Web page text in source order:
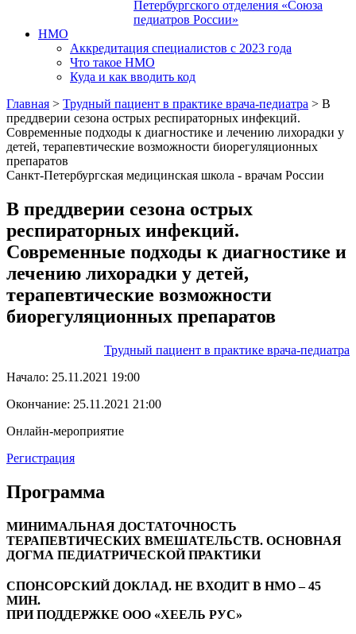
Петербургского отделения «Союза
педиатров России»
НМО
Аккредитация специалистов с 2023 года
Что такое НМО
Куда и как вводить код
Главная > Трудный пациент в практике врача-педиатра > В
преддверии сезона острых респираторных инфекций.
Современные подходы к диагностике и лечению лихорадки у
детей, терапевтические возможности биорегуляционных
препаратов
Санкт-Петербургская медицинская школа - врачам России
В преддверии сезона острых
респираторных инфекций.
Современные подходы к диагностике и
лечению лихорадки у детей,
терапевтические возможности
биорегуляционных препаратов
Трудный пациент в практике врача-педиатра
Начало: 25.11.2021 19:00
Окончание: 25.11.2021 21:00
Онлайн-мероприятие
Регистрация
Программа
МИНИМАЛЬНАЯ ДОСТАТОЧНОСТЬ
ТЕРАПЕВТИЧЕСКИХ ВМЕШАТЕЛЬСТВ. ОСНОВНАЯ
ДОГМА ПЕДИАТРИЧЕСКОЙ ПРАКТИКИ
СПОНСОРСКИЙ ДОКЛАД. НЕ ВХОДИТ В НМО – 45
МИН.
ПРИ ПОДДЕРЖКЕ ООО «ХЕЕЛЬ РУС»